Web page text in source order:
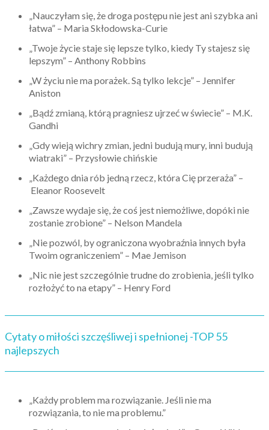
„Nauczyłam się, że droga postępu nie jest ani szybka ani
łatwa” – Maria Skłodowska-Curie
„Twoje życie staje się lepsze tylko, kiedy Ty stajesz się
lepszym” – Anthony Robbins
„W życiu nie ma porażek. Są tylko lekcje” – Jennifer
Aniston
„Bądź zmianą, którą pragniesz ujrzeć w świecie” – M.K.
Gandhi
„Gdy wieją wichry zmian, jedni budują mury, inni budują
wiatraki” – Przysłowie chińskie
„Każdego dnia rób jedną rzecz, która Cię przeraża” –
Eleanor Roosevelt
„Zawsze wydaje się, że coś jest niemożliwe, dopóki nie
zostanie zrobione” – Nelson Mandela
„Nie pozwól, by ograniczona wyobraźnia innych była
Twoim ograniczeniem” – Mae Jemison
„Nic nie jest szczególnie trudne do zrobienia, jeśli tylko
rozłożyć to na etapy” – Henry Ford
Cytaty o miłości szczęśliwej i spełnionej -TOP 55
najlepszych
„Każdy problem ma rozwiązanie. Jeśli nie ma
rozwiązania, to nie ma problemu.”